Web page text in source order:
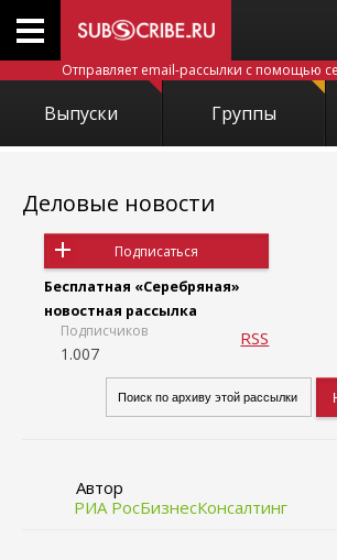
Отправляет email-рассылки с помощью
Выпуски Группы
Деловые новости
Подписаться
Бесплатная «Серебряная»
новостная рассылка
Подписчиков
1.007
RSS
Автор
РИА РосБизнесКонсалтинг